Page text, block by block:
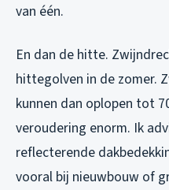
van één.
En dan de hitte.
hittegolven in de zomer.
kunnen dan oplopen tot
veroudering enorm. Ik
reflecterende
vooral bij nieuwbouw of